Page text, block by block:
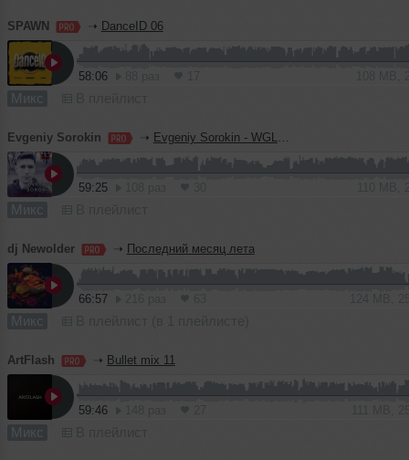
SPAWN ➝ DanceID 06
58:06
Микс
Evgeniy Sorokin ➝ Evgeniy Sorokin - WGLR Mix 052 (London, UK)
59:25
Микс
dj Newolder ➝ Последний месяц лета
66:57
Микс
ArtFlash ➝ Bullet mix 11
59:46
Микс